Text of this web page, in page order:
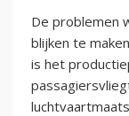
De problemen
blijken te
is het